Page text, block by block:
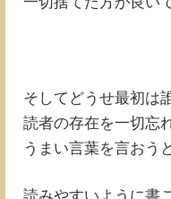
そしてどうせ最初は
読者の存在を一切忘
うまい言葉を言おう